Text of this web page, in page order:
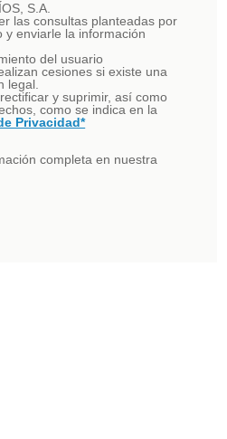
S.A.
las consultas planteadas por
y enviarle la información
del usuario
cesiones si existe una
legal.
y suprimir, así como
como se indica en la
Privacidad*
completa en nuestra